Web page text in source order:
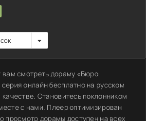
вам смотреть дораму «Бюро
онлайн бесплатно на русском
Становитесь поклонником
с нами. Плеер оптимизирован
просмотр дорамы доступен на всех